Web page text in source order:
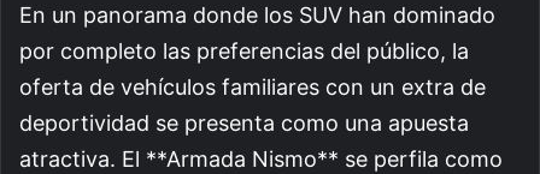
En un panorama donde los SUV han dominado
por completo las preferencias del público, la
oferta de vehículos familiares con un extra de
deportividad se presenta como una apuesta
atractiva. El **Armada Nismo** se perfila como